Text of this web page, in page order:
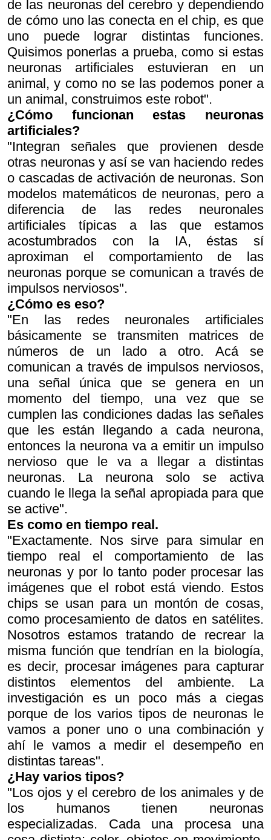
de las neuronas del cerebro y dependiendo
de cómo uno las conecta en el chip, es que
uno puede lograr distintas funciones.
Quisimos ponerlas a prueba, como si estas
neuronas artificiales estuvieran en un
animal, y como no se las podemos poner a
un animal, construimos este robot".
¿Cómo funcionan estas neuronas
artificiales?
"Integran señales que provienen desde
otras neuronas y así se van haciendo redes
o cascadas de activación de neuronas. Son
modelos matemáticos de neuronas, pero a
diferencia de las redes neuronales
artificiales típicas a las que estamos
acostumbrados con la IA, éstas sí
aproximan el comportamiento de las
neuronas porque se comunican a través de
impulsos nerviosos".
¿Cómo es eso?
"En las redes neuronales artificiales
básicamente se transmiten matrices de
números de un lado a otro. Acá se
comunican a través de impulsos nerviosos,
una señal única que se genera en un
momento del tiempo, una vez que se
cumplen las condiciones dadas las señales
que les están llegando a cada neurona,
entonces la neurona va a emitir un impulso
nervioso que le va a llegar a distintas
neuronas. La neurona solo se activa
cuando le llega la señal apropiada para que
se active".
Es como en tiempo real.
"Exactamente. Nos sirve para simular en
tiempo real el comportamiento de las
neuronas y por lo tanto poder procesar las
imágenes que el robot está viendo. Estos
chips se usan para un montón de cosas,
como procesamiento de datos en satélites.
Nosotros estamos tratando de recrear la
misma función que tendrían en la biología,
es decir, procesar imágenes para capturar
distintos elementos del ambiente. La
investigación es un poco más a ciegas
porque de los varios tipos de neuronas le
vamos a poner uno o una combinación y
ahí le vamos a medir el desempeño en
distintas tareas".
¿Hay varios tipos?
"Los ojos y el cerebro de los animales y de
los humanos tienen neuronas
especializadas. Cada una procesa una